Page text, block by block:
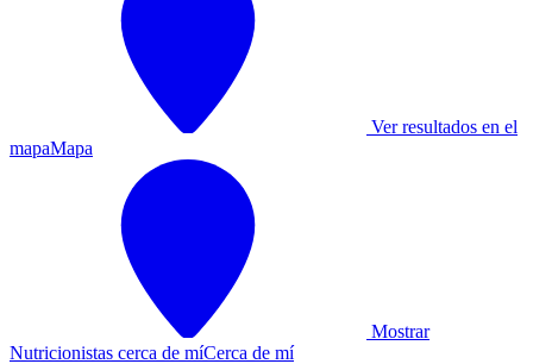
Ver resultados en el
mapaMapa
Mostrar
Nutricionistas cerca de míCerca de mí